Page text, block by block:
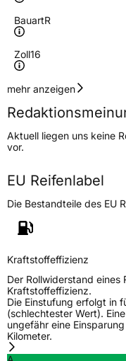
BauartR
Zoll16
Geschwindigkeitsindex
Höchstgeschwindigkeit
Lastindex91
Höchstlast615 kg
Generelle Merkmale
Fahrzeugtyp
Verwendung
ModellnameCross
FahrzeugartPKW & SUV
Weitere Eigenschaften
mehr anzeigen
Aktuell liegen uns keine
vor.
EU Reifenlabel
Die Bestandteile des EU
Kraftstoffeffizienz
Der Rollwiderstand
Kraftstoffeffizienz.
Die Einstufung erfolgt in
(schlechtester Wert).
ungefähr eine
Kilometer.